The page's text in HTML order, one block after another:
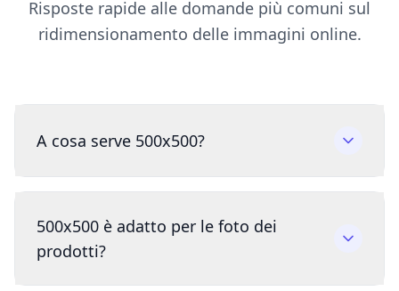
Risposte rapide alle domande più comuni sul
ridimensionamento delle immagini online.
A cosa serve 500x500?
500x500 è adatto per le foto dei
prodotti?